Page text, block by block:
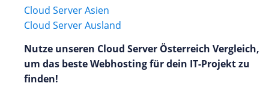
Cloud Server Asien
Cloud Server Ausland
Nutze unseren Cloud Server Österreich Vergleich,
um das beste Webhosting für dein IT-Projekt zu
finden!